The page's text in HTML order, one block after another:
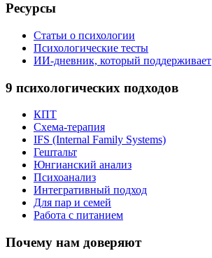
Ресурсы
Статьи о психологии
Психологические тесты
ИИ-дневник, который поддерживает
9 психологических подходов
КПТ
Схема-терапия
IFS (Internal Family Systems)
Гештальт
Юнгианский анализ
Психоанализ
Интегративный подход
Для пар и семей
Работа с питанием
Почему нам доверяют